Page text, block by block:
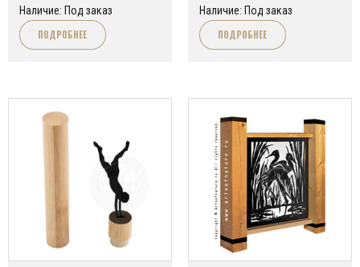
Наличие: Под заказ
ПОДРОБНЕЕ
Наличие: Под заказ
ПОДРОБНЕЕ